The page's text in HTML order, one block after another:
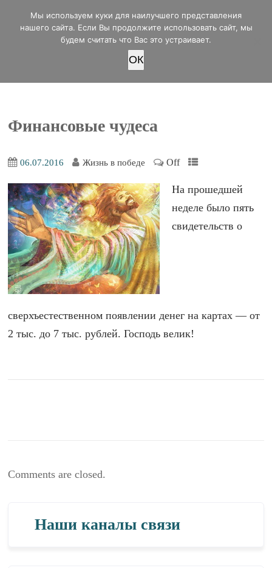
office@lifeinvictory.ru
+7 950 189 4420
Россия, г.Оренбург, ул.Мира 32/2
Финансовые чудеса
06.07.2016 Жизнь в победе Off
На прошедшей
неделе было пять
свидетельств о
сверхъестественном появлении денег на картах — от
2 тыс. до 7 тыс. рублей. Господь велик!
Comments are closed.
Наши каналы связи
Мы используем куки для наилучшего представления
нашего сайта. Если Вы продолжите использовать сайт, мы
будем считать что Вас это устраивает.
OК